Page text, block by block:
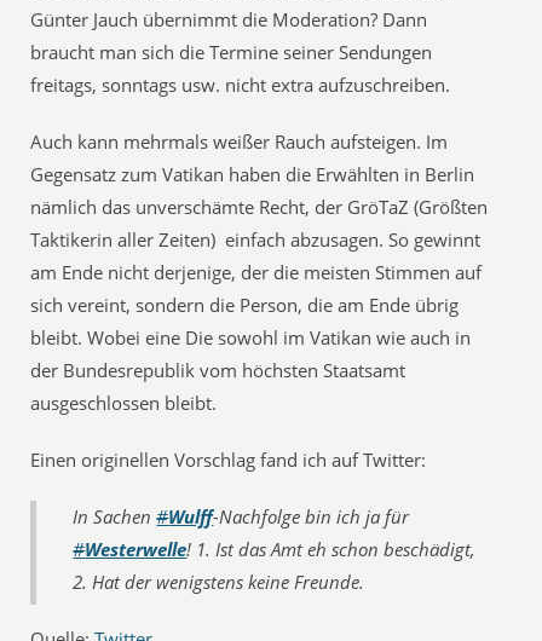
Günter Jauch übernimmt die Moderation? Dann
braucht man sich die Termine seiner Sendungen
freitags, sonntags usw. nicht extra aufzuschreiben.
Auch kann mehrmals weißer Rauch aufsteigen. Im
Gegensatz zum Vatikan haben die Erwählten in Berlin
nämlich das unverschämte Recht, der GröTaZ (Größten
Taktikerin aller Zeiten) einfach abzusagen. So gewinnt
am Ende nicht derjenige, der die meisten Stimmen auf
sich vereint, sondern die Person, die am Ende übrig
bleibt. Wobei eine Die sowohl im Vatikan wie auch in
der Bundesrepublik vom höchsten Staatsamt
ausgeschlossen bleibt.
Einen originellen Vorschlag fand ich auf Twitter:
In Sachen#Wulff-Nachfolge bin ich ja für
#Westerwelle! 1. Ist das Amt eh schon beschädigt,
2. Hat der wenigstens keine Freunde.